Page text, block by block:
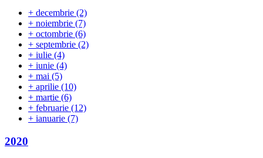
+ decembrie (2)
+ noiembrie (7)
+ octombrie (6)
+ septembrie (2)
+ iulie (4)
+ iunie (4)
+ mai (5)
+ aprilie (10)
+ martie (6)
+ februarie (12)
+ ianuarie (7)
2020